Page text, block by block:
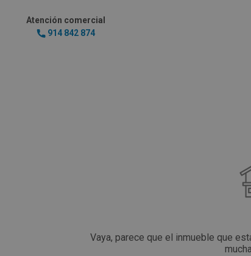
Atención comercial
914 842 874
Vaya, parece que el inmueble que